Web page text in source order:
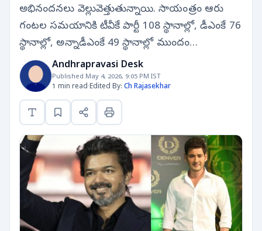
అభినందనలు వెల్లువెత్తుతున్నాయి. సాయంత్రం ఆరు
గంటల సమయానికి టీవీకే పార్టీ 108 స్థానాల్లో, డీఎంకే 76
స్థానాల్లో, అన్నాడీఎంకే 49 స్థానాల్లో ముందం…
Andhrapravasi Desk
Published May 4, 2026, 9:05 PM IST
1 min read·Edited By: Ch Rajasekhar